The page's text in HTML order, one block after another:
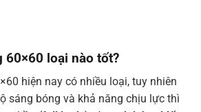
60×60 loại nào tốt?
hiện nay có nhiều loại, tuy nhiên
sáng bóng và khả năng chịu lực thì